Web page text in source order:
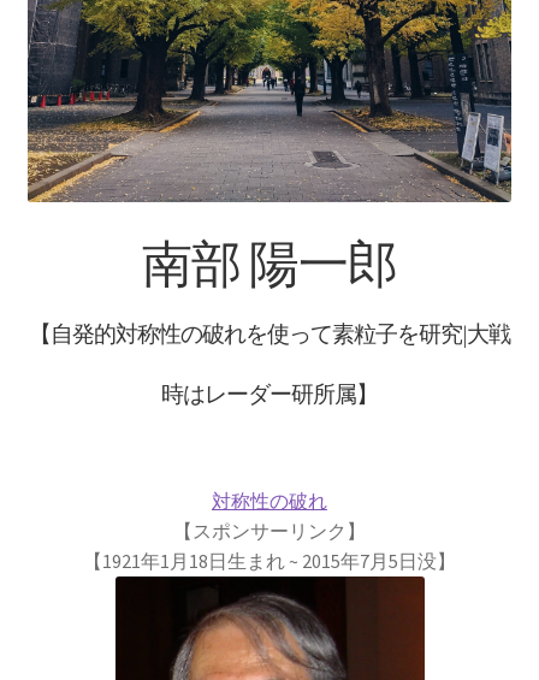
フォン・ノイマン
【映画作品「博士の異常な愛情」のモデル‗ノ
イマン型PC開発】
トマス・ヤング
歴史的な集合写真
【第五回ソルベー会議】
Ａ＝マリ・アンペール
南部 陽一郎
【自発的対称性の破れを使って素粒子を研究|大戦
時はレーダー研所属】
対称性の破れ
【スポンサーリンク】
【1921年1月18日生まれ ~ 2015年7月5日没】